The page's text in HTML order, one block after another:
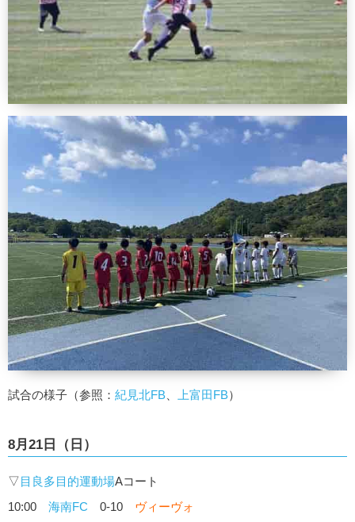
試合の様子（参照： 紀見北FB 上富田FB）
8月21日（日）
▽目良多目的運動場Aコート
10:00 海南FC 0-10 ヴィーヴォ